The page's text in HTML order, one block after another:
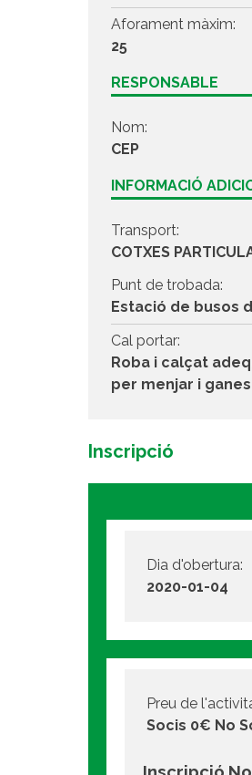
Aforament màxim:
25
RESPONSABLE
Nom:
CEP
INFORMACIÓ
Transport:
COTXES
Punt de trobada:
Estació de busos
Cal portar:
Roba i calçat
per menjar i
Inscripció
Dia d'obertura:
2020-01-04
Preu de
Socis 0€ No